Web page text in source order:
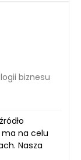
biznesu
na celu
Nasza